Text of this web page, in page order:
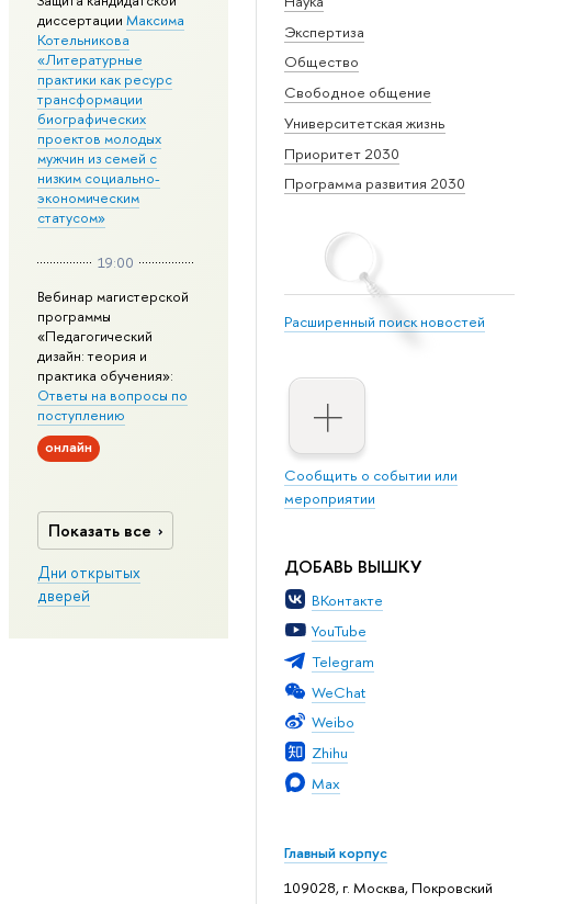
Экспертиза
Общество
Свободное общение
Университетская жизнь
Приоритет 2030
Программа развития 2030
Расширенный поиск новостей
Сообщить о событии или
мероприятии
ДОБАВЬ ВЫШКУ
ВКонтакте
YouTube
Telegram
WeChat
Weibo
Zhihu
Max
Главный корпус
109028, г. Москва, Покровский
диссертации Максима
Котельникова
«Литературные
практики как ресурс
трансформации
биографических
проектов молодых
мужчин из семей с
низким социально-
экономическим
статусом»
19:00
Вебинар магистерской
программы
«Педагогический
дизайн: теория и
практика обучения»:
Ответы на вопросы по
поступлению
онлайн
Показать все
Дни открытых
дверей